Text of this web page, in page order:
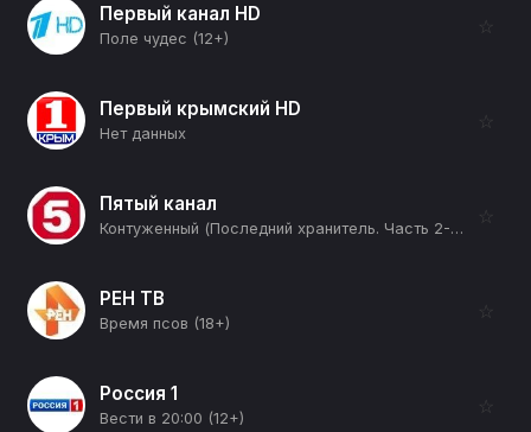
Первый канал HD
Поле чудес (12+)
☆
Первый крымский HD
Нет данных
☆
Пятый канал
Контуженный (Последний хранитель. Часть 2-я) (16+)
☆
РЕН ТВ
Время псов (18+)
☆
Россия 1
Вести в 20:00 (12+)
☆